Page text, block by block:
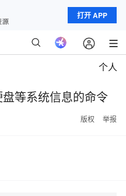
打开 APP
个人
等系统信息的命令
版权 举报